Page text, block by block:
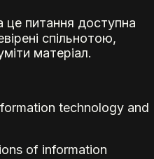
це питання доступна
спільнотою,
матеріал.
technology and
of information